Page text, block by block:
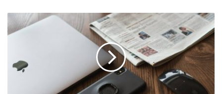
a
e
k
l
r
n